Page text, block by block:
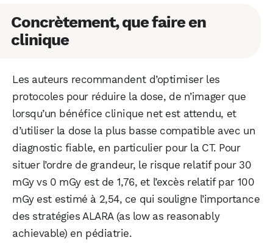
Concrètement, que faire en
clinique
Les auteurs recommandent d’optimiser les
protocoles pour réduire la dose, de n’imager que
lorsqu’un bénéfice clinique net est attendu, et
d’utiliser la dose la plus basse compatible avec un
diagnostic fiable, en particulier pour la CT. Pour
situer l’ordre de grandeur, le risque relatif pour 30
mGy vs 0 mGy est de 1,76, et l’excès relatif par 100
mGy est estimé à 2,54, ce qui souligne l’importance
des stratégies ALARA (as low as reasonably
achievable) en pédiatrie.